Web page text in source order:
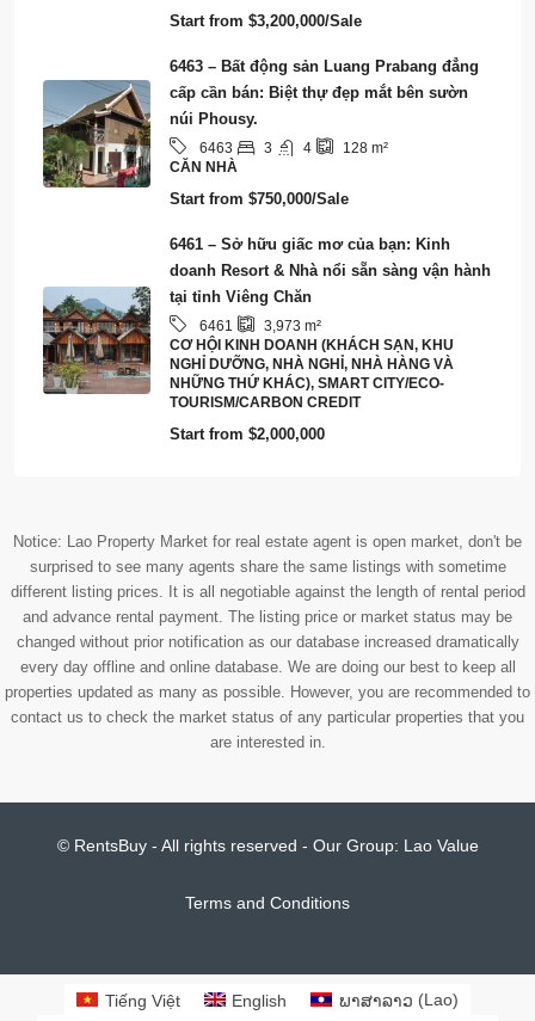
Start from $3,200,000/Sale
6463 – Bất động sản Luang Prabang đẳng
cấp cần bán: Biệt thự đẹp mắt bên sườn
núi Phousy.
6463 3 4 128 m²
CĂN NHÀ
Start from $750,000/Sale
6461 – Sở hữu giấc mơ của bạn: Kinh
doanh Resort & Nhà nổi sẵn sàng vận hành
tại tỉnh Viêng Chăn
6461 3,973 m²
CƠ HỘI KINH DOANH (KHÁCH SẠN, KHU
NGHỈ DƯỠNG, NHÀ NGHỈ, NHÀ HÀNG VÀ
NHỮNG THỨ KHÁC), SMART CITY/ECO-
TOURISM/CARBON CREDIT
Start from $2,000,000
Notice: Lao Property Market for real estate agent is open market, don't be
surprised to see many agents share the same listings with sometime
different listing prices. It is all negotiable against the length of rental period
and advance rental payment. The listing price or market status may be
changed without prior notification as our database increased dramatically
every day offline and online database. We are doing our best to keep all
properties updated as many as possible. However, you are recommended to
contact us to check the market status of any particular properties that you
are interested in.
© RentsBuy - All rights reserved - Our Group: Lao Value
Terms and Conditions
Tiếng Việt English ພາສາລາວ (Lao)